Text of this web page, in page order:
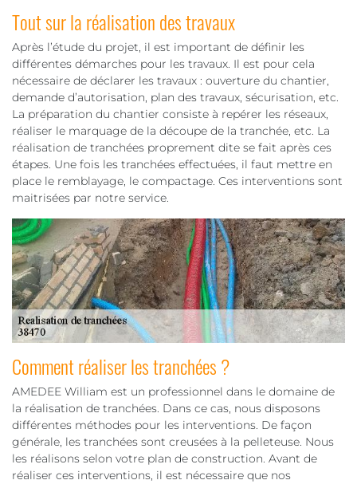
Tout sur la réalisation des travaux
Après l’étude du projet, il est important de définir les
différentes démarches pour les travaux. Il est pour cela
nécessaire de déclarer les travaux : ouverture du chantier,
demande d’autorisation, plan des travaux, sécurisation, etc.
La préparation du chantier consiste à repérer les réseaux,
réaliser le marquage de la découpe de la tranchée, etc. La
réalisation de tranchées proprement dite se fait après ces
étapes. Une fois les tranchées effectuées, il faut mettre en
place le remblayage, le compactage. Ces interventions sont
maitrisées par notre service.
Comment réaliser les tranchées ?
AMEDEE William est un professionnel dans le domaine de
la réalisation de tranchées. Dans ce cas, nous disposons
différentes méthodes pour les interventions. De façon
générale, les tranchées sont creusées à la pelleteuse. Nous
les réalisons selon votre plan de construction. Avant de
réaliser ces interventions, il est nécessaire que nos